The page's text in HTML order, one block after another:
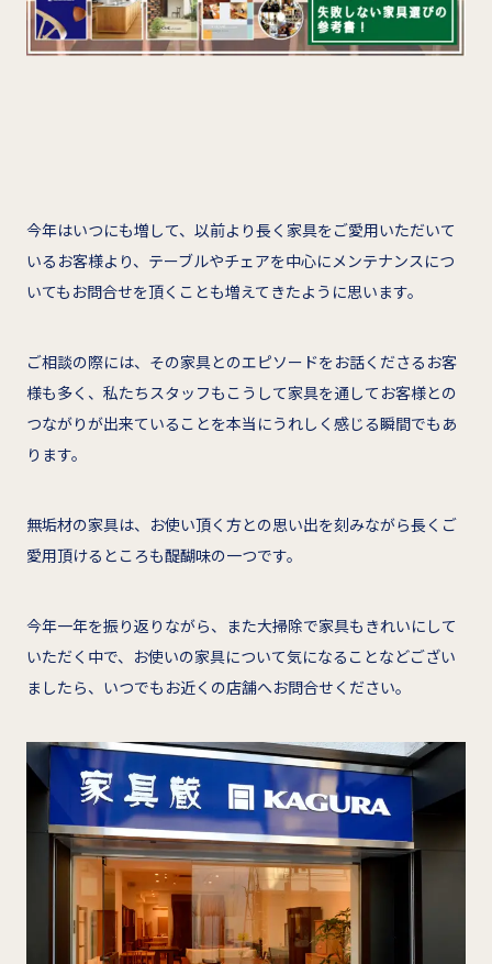
今年はいつにも増して、以前より長く家具をご愛用いただいて
いるお客様より、テーブルやチェアを中心にメンテナンスにつ
いてもお問合せを頂くことも増えてきたように思います。
ご相談の際には、その家具とのエピソードをお話くださるお客
様も多く、私たちスタッフもこうして家具を通してお客様との
つながりが出来ていることを本当にうれしく感じる瞬間でもあ
ります。
無垢材の家具は、お使い頂く方との思い出を刻みながら長くご
愛用頂けるところも醍醐味の一つです。
今年一年を振り返りながら、また大掃除で家具もきれいにして
いただく中で、お使いの家具について気になることなどござい
ましたら、いつでもお近くの店舗へお問合せください。